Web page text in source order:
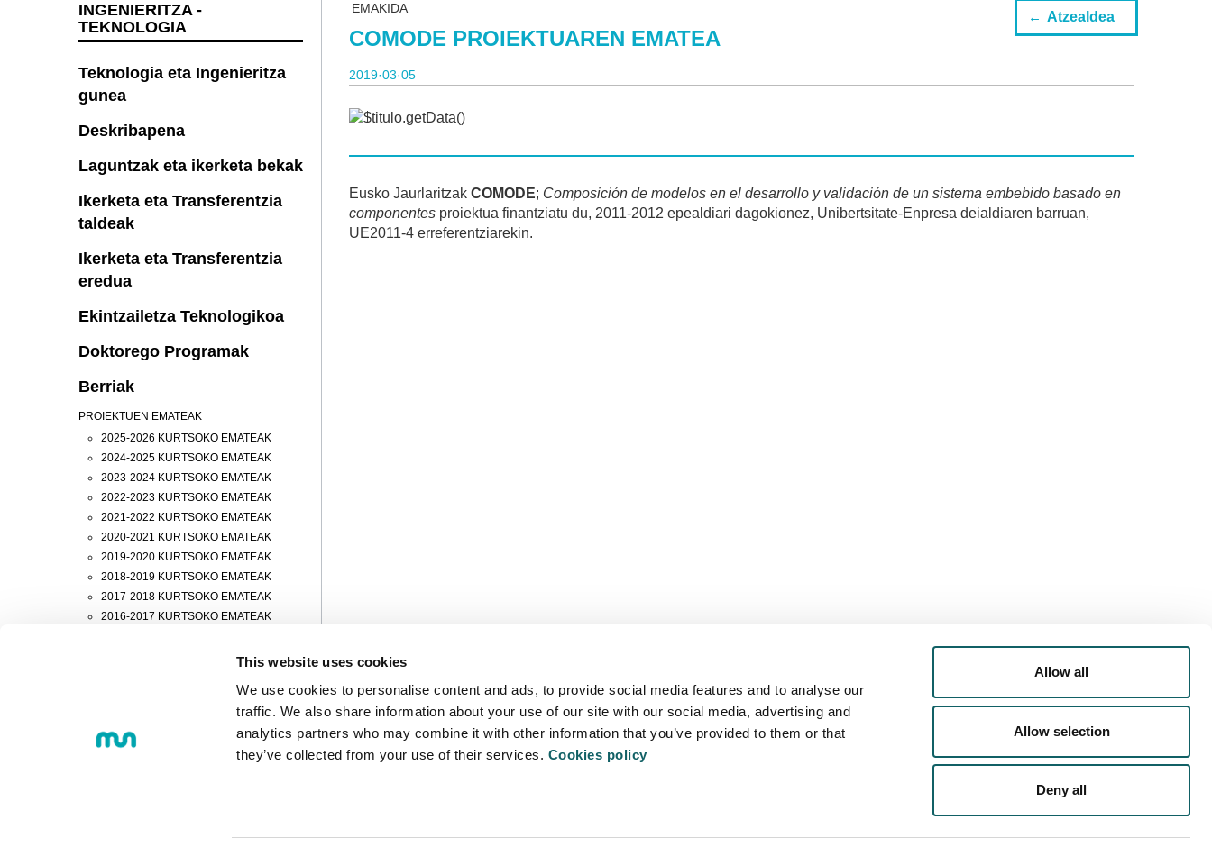
This website uses cookies
We use cookies to personalise content and ads, to provide social media features and to analyse our
traffic. We also share information about your use of our site with our social media, advertising and
analytics partners who may combine it with other information that you’ve provided to them or that
they’ve collected from your use of their services. Cookies policy
Allow all
Allow selection
Deny all
Atzealdea
EMAKIDA
COMODE PROIEKTUAREN EMATEA
2019·03·05
Eusko Jaurlaritzak COMODE; Composición de modelos en el desarrollo y validación de un sistema embebido basado en
componentes proiektua finantziatu du, 2011-2012 epealdiari dagokionez, Unibertsitate-Enpresa deialdiaren barruan,
UE2011-4 erreferentziarekin.
INGENIERITZA -
TEKNOLOGIA
Teknologia eta Ingenieritza
gunea
Deskribapena
Laguntzak eta ikerketa bekak
Ikerketa eta Transferentzia
taldeak
Ikerketa eta Transferentzia
eredua
Ekintzailetza Teknologikoa
Doktorego Programak
Berriak
PROIEKTUEN EMATEAK
2025-2026 KURTSOKO EMATEAK
2024-2025 KURTSOKO EMATEAK
2023-2024 KURTSOKO EMATEAK
2022-2023 KURTSOKO EMATEAK
2021-2022 KURTSOKO EMATEAK
2020-2021 KURTSOKO EMATEAK
2019-2020 KURTSOKO EMATEAK
2018-2019 KURTSOKO EMATEAK
2017-2018 KURTSOKO EMATEAK
2016-2017 KURTSOKO EMATEAK
2014-2015 KURTSOKO EMATEAK
2012-2013 KURTSOKO EMATEAK
2011-2012 KURTSOKO EMATEAK
2010-2011 KURTSOKO EMATEAK
Loramendi, 4. Posta-kutxa 23 - 20500 Arrasate - Mondragon